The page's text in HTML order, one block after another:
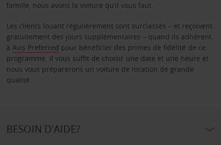
famille, nous avons la voiture qu’il vous faut.
Les clients louant régulièrement sont surclassés – et reçoivent
gratuitement des jours supplémentaires – quand ils adhèrent
à Avis Preferred pour bénéficier des primes de fidélité de ce
programme. Il vous suffit de choisir une date et une heure et
nous vous préparerons un voiture de location de grande
qualité.
BESOIN D'AIDE?